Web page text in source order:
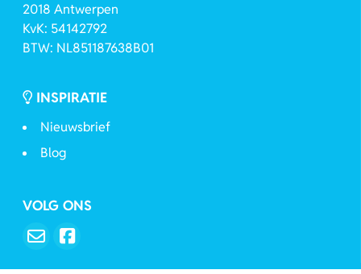
2018 Antwerpen
KvK: 54142792
BTW: NL851187638B01
INSPIRATIE
Nieuwsbrief
Blog
VOLG ONS